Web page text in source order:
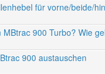
für vorne/beide/
900 Turbo? Wie
900 austauschen